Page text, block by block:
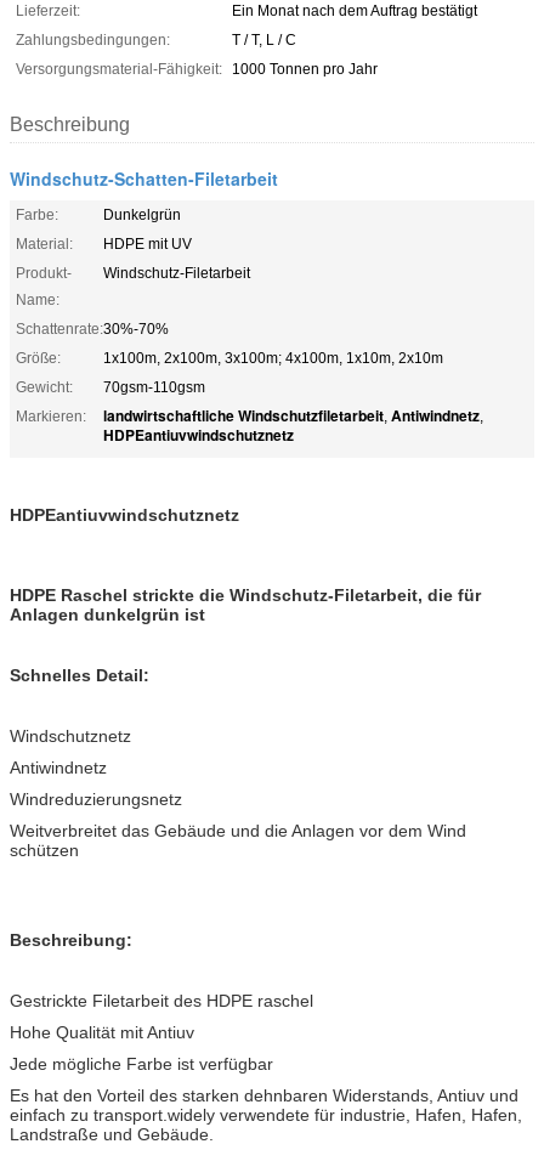
Lieferzeit:
Ein Monat nach dem Auftrag bestätigt
Zahlungsbedingungen:
T / T, L / C
Versorgungsmaterial-Fähigkeit:
1000 Tonnen pro Jahr
Beschreibung
Windschutz-Schatten-Filetarbeit
Farbe:
Dunkelgrün
Material:
HDPE mit UV
Produkt-
Name:
Windschutz-Filetarbeit
Schattenrate:30%-70%
Größe:
1x100m, 2x100m, 3x100m; 4x100m, 1x10m, 2x10m
Gewicht:
70gsm-110gsm
Markieren:
landwirtschaftliche Windschutzfiletarbeit, Antiwindnetz,
HDPEantiuvwindschutznetz
HDPEantiuvwindschutznetz
HDPE Raschel strickte die Windschutz-Filetarbeit, die für
Anlagen dunkelgrün ist
Schnelles Detail:
Windschutznetz
Antiwindnetz
Windreduzierungsnetz
Weitverbreitet das Gebäude und die Anlagen vor dem Wind
schützen
Beschreibung:
Gestrickte Filetarbeit des HDPE raschel
Hohe Qualität mit Antiuv
Jede mögliche Farbe ist verfügbar
Es hat den Vorteil des starken dehnbaren Widerstands, Antiuv und
einfach zu transport.widely verwendete für industrie, Hafen, Hafen,
Landstraße und Gebäude.